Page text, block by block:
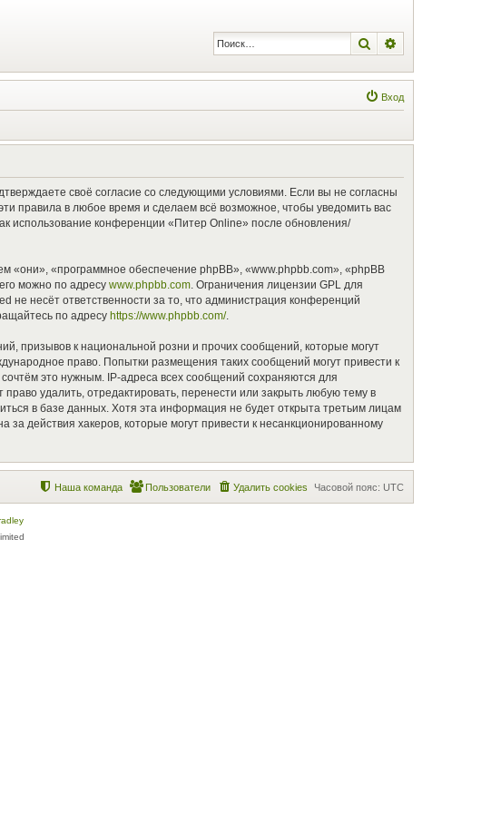
Поиск
Вход
своё согласие со следующими условиями. Если вы не согласны
правила в любое время и сделаем всё возможное, чтобы уведомить вас
использование конференции «Питер Online» после обновления/
«программное обеспечение phpBB», «www.phpbb.com», «phpBB
можно по адресу www.phpbb.com . Ограничения лицензии GPL для
не несёт ответственности за то, что администрация конференций
по адресу https://www.phpbb.com/.
призывов к национальной розни и прочих сообщений, которые могут
право. Попытки размещения таких сообщений могут привести к
это нужным. IP-адреса всех сообщений сохраняются для
удалить, отредактировать, перенести или закрыть любую тему в
в базе данных. Хотя эта информация не будет открыта третьим лицам
действия хакеров, которые могут привести к несанкционированному
Часовой пояс: UTC
Удалить cookies
Пользователи
Наша команда